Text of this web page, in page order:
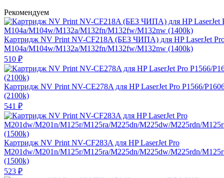
Рекомендуем
Картридж NV Print NV-CF218A (БЕЗ ЧИПА) для HP LaserJet
M104a/M104w/M132a/M132fn/M132fw/M132nw (1400k)
510 ₽
Картридж NV Print NV-CE278A для HP LaserJet Pro P1566/
(2100k)
541 ₽
Картридж NV Print NV-CF283A для HP LaserJet Pro
M201dw/M201n/M125r/M125ra/M225dn/M225dw/M225rdn/
(1500k)
523 ₽